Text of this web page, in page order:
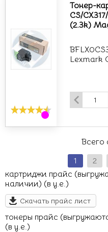
Тонер-
CS/
(2.3k)
Lexmark
Всего
1
2
картриджи прайс
наличии) (в у.е.)
Скачать прайс лист
тонеры прайс
(в у.е.)